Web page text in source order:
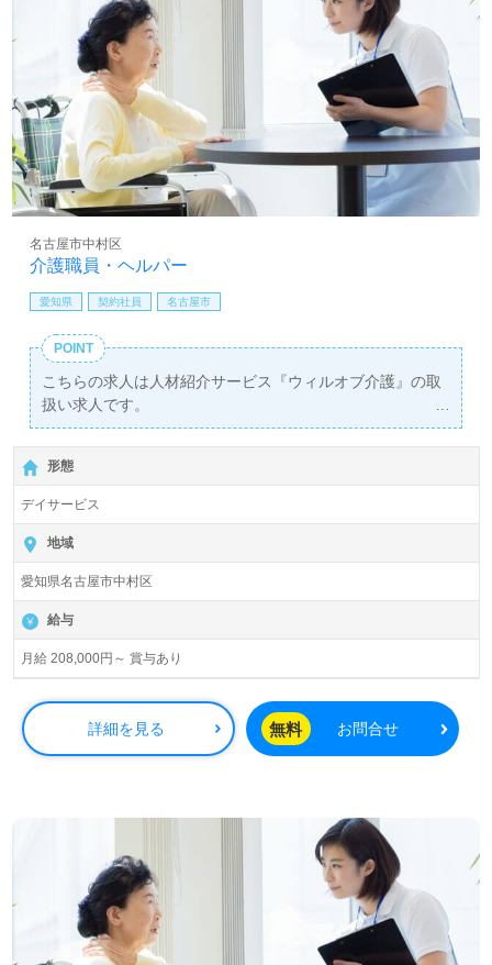
介護職員・ヘルパー
名古屋市中村区
愛知県 契約社員 名古屋市
POINT
こちらの求人は人材紹介サービス『ウィルオブ介護』の取
扱い求人です。
詳細に関してお気軽にご相談ください♪
【無料】で皆さんの転職活動をサポートいたします。
形態
デイサービス
地域
愛知県名古屋市中村区
給与
月給 208,000円～ 賞与あり
詳細を見る 無料 お問合せ